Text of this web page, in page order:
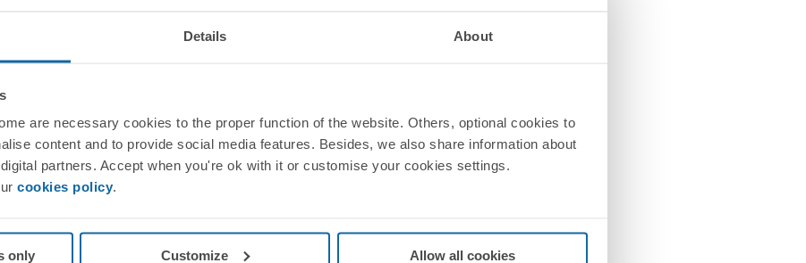
Details About
are necessary cookies to the proper function of the website. Others, optional cookies to
content and to provide social media features. Besides, we also share information about
partners. Accept when you're ok with it or customise your cookies settings.
cookies policy.
only Customize Allow all cookies